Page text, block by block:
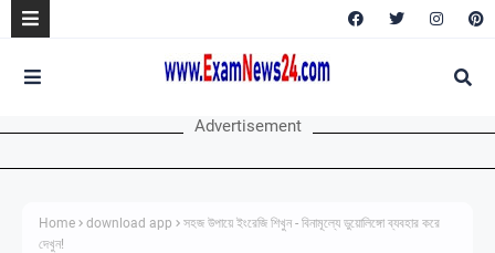
Advertisement
Home download app
সহজ উপায়ে ইংরেজি শিখুন - বিনামূল্যে ডুয়োলিঙ্গো ব্যবহার করে
দেখুন!